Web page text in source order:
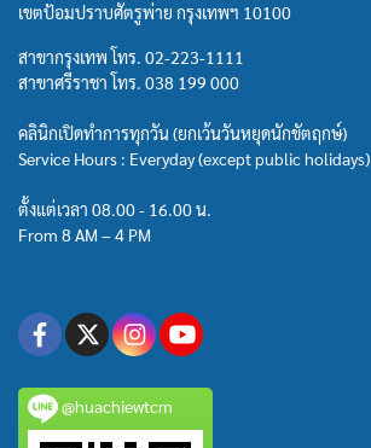
เขตป้อมปราบศัตรูพ่าย กรุงเทพฯ 10100
สาขากรุงเทพ โทร. 02-223-1111
สาขาศรีราชา โทร. 038 199 000
คลินิกเปิดทำการทุกวัน (ยกเว้นวันหยุดนักขัตฤกษ์)
Service Hours : Everyday (except public holidays)
ตั้งแต่เวลา 08.00 - 16.00 น.
From 8 AM – 4 PM
@huachiewtcm